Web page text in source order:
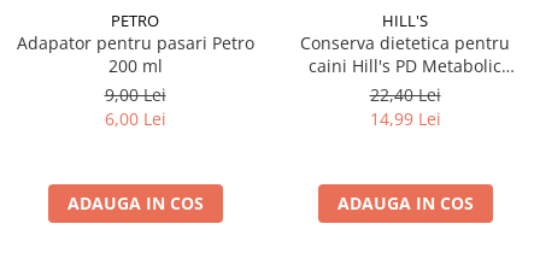
PETRO
Adapator pentru pasari Petro
200 ml
9,00 Lei
6,00 Lei
ADAUGA IN COS
HILL'S
Conserva dietetica pentru
caini Hill's PD Metabolic
Weight loss cu pui 370 gr
22,40 Lei
14,99 Lei
ADAUGA IN COS